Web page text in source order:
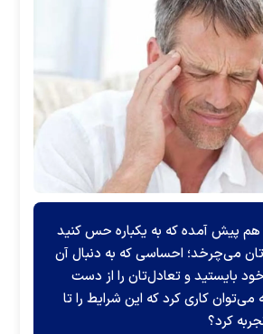
هم پیش آمده که به یکباره حس کنید
می‌چرخد؛ احساسی که به دنبال آن
بایستید و تعادل‌تان را از دست
می‌توان کاری کرد که این شرایط را تا
کرد؟